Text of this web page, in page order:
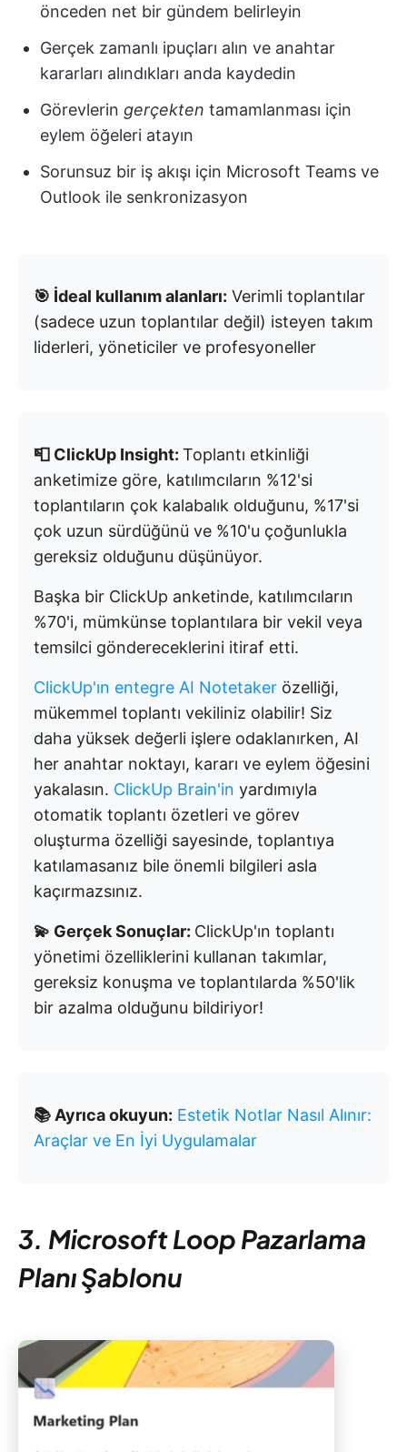
önceden net bir gündem belirleyin
Gerçek zamanlı ipuçları alın ve anahtar
kararları alındıkları anda kaydedin
Görevlerin gerçekten tamamlanması için
eylem öğeleri atayın
Sorunsuz bir iş akışı için Microsoft Teams ve
Outlook ile senkronizasyon
🎯 İdeal kullanım alanları: Verimli toplantılar
(sadece uzun toplantılar değil) isteyen takım
liderleri, yöneticiler ve profesyoneller
📮 ClickUp Insight: Toplantı etkinliği
anketimize göre, katılımcıların %12'si
toplantıların çok kalabalık olduğunu, %17'si
çok uzun sürdüğünü ve %10'u çoğunlukla
gereksiz olduğunu düşünüyor.
Başka bir ClickUp anketinde, katılımcıların
%70'i, mümkünse toplantılara bir vekil veya
temsilci göndereceklerini itiraf etti.
ClickUp'ın entegre AI Notetaker özelliği,
mükemmel toplantı vekiliniz olabilir! Siz
daha yüksek değerli işlere odaklanırken, AI
her anahtar noktayı, kararı ve eylem öğesini
yakalasın. ClickUp Brain'in yardımıyla
otomatik toplantı özetleri ve görev
oluşturma özelliği sayesinde, toplantıya
katılamasanız bile önemli bilgileri asla
kaçırmazsınız.
💫 Gerçek Sonuçlar: ClickUp'ın toplantı
yönetimi özelliklerini kullanan takımlar,
gereksiz konuşma ve toplantılarda %50'lik
bir azalma olduğunu bildiriyor!
📚 Ayrıca okuyun: Estetik Notlar Nasıl Alınır:
Araçlar ve En İyi Uygulamalar
3. Microsoft Loop Pazarlama
Planı Şablonu